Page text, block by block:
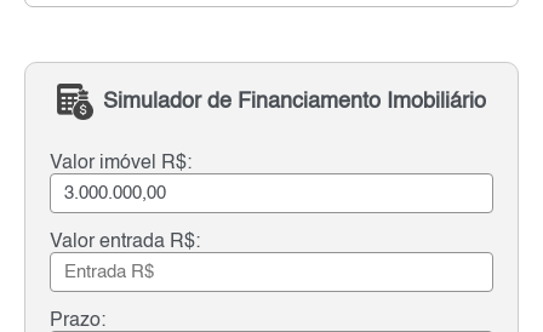
Simulador de Financiamento Imobiliário
Valor imóvel R$:
Valor entrada R$:
Prazo: